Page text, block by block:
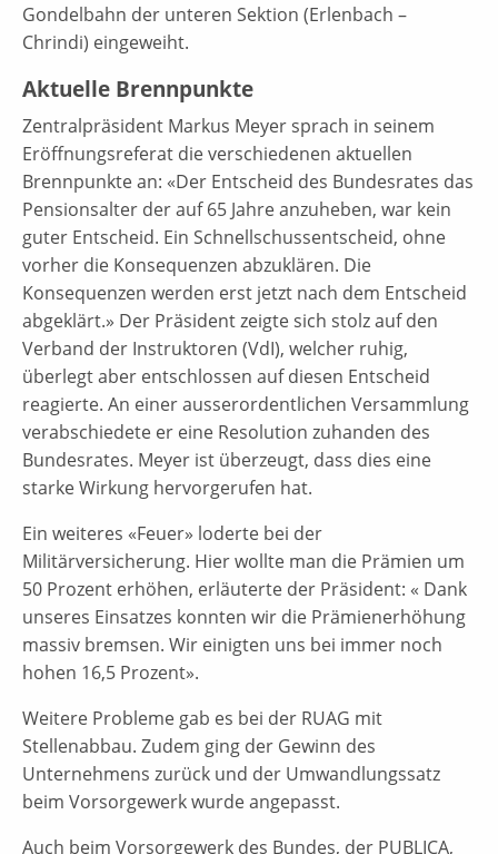
Gondelbahn der unteren Sektion (Erlenbach –
Chrindi) eingeweiht.
Aktuelle Brennpunkte
Zentralpräsident Markus Meyer sprach in seinem
Eröffnungsreferat die verschiedenen aktuellen
Brennpunkte an: «Der Entscheid des Bundesrates das
Pensionsalter der auf 65 Jahre anzuheben, war kein
guter Entscheid. Ein Schnellschussentscheid, ohne
vorher die Konsequenzen abzuklären. Die
Konsequenzen werden erst jetzt nach dem Entscheid
abgeklärt.» Der Präsident zeigte sich stolz auf den
Verband der Instruktoren (VdI), welcher ruhig,
überlegt aber entschlossen auf diesen Entscheid
reagierte. An einer ausserordentlichen Versammlung
verabschiedete er eine Resolution zuhanden des
Bundesrates. Meyer ist überzeugt, dass dies eine
starke Wirkung hervorgerufen hat.
Ein weiteres «Feuer» loderte bei der
Militärversicherung. Hier wollte man die Prämien um
50 Prozent erhöhen, erläuterte der Präsident: « Dank
unseres Einsatzes konnten wir die Prämienerhöhung
massiv bremsen. Wir einigten uns bei immer noch
hohen 16,5 Prozent».
Weitere Probleme gab es bei der RUAG mit
Stellenabbau. Zudem ging der Gewinn des
Unternehmens zurück und der Umwandlungssatz
beim Vorsorgewerk wurde angepasst.
Auch beim Vorsorgewerk des Bundes, der PUBLICA,